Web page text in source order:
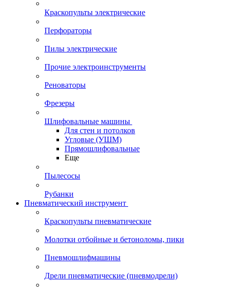
Краскопульты электрические
Перфораторы
Пилы электрические
Прочие электроинструменты
Реноваторы
Фрезеры
Шлифовальные машины
Для стен и потолков
Угловые (УШМ)
Прямошлифовальные
Еще
Пылесосы
Рубанки
Пневматический инструмент
Краскопульты пневматические
Молотки отбойные и бетоноломы, пики
Пневмошлифмашины
Дрели пневматические (пневмодрели)